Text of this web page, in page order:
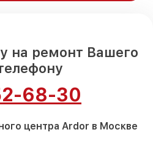
на ремонт Вашего
68-30
центра Ardor в Москве